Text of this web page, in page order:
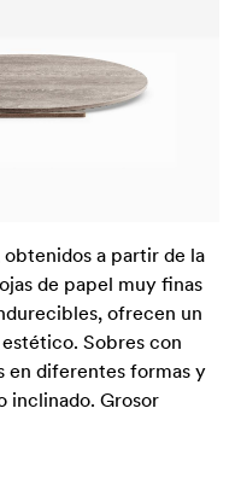
a partir de la
de papel muy finas
ofrecen un
Sobres con
en diferentes formas y
inclinado. Grosor